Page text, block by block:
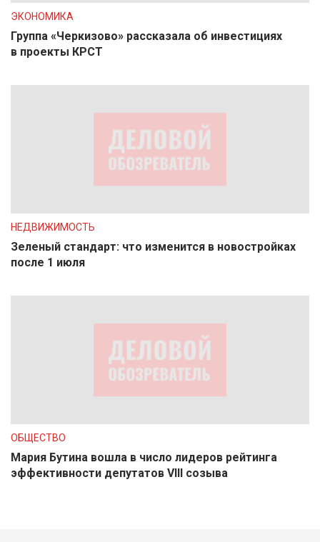
ЭКОНОМИКА
Группа «Черкизово» рассказала об инвестициях
в проекты КРСТ
НЕДВИЖИМОСТЬ
Зеленый стандарт: что изменится в новостройках
после 1 июля
ОБЩЕСТВО
Мария Бутина вошла в число лидеров рейтинга
эффективности депутатов VIII созыва